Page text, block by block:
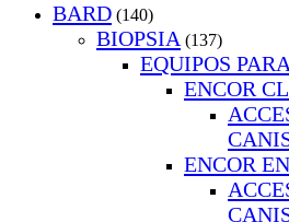
BARD (140)
BIOPSIA (137)
EQUIPOS
ENCOR
ENCOR